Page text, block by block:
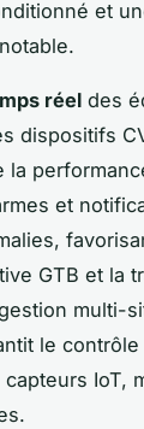
et
réel des
dispositifs
la
et
GTB et la
multi-
le
IoT,